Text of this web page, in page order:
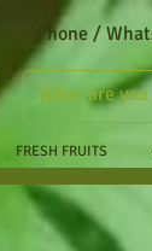
Phone /
FRESH FRUITS